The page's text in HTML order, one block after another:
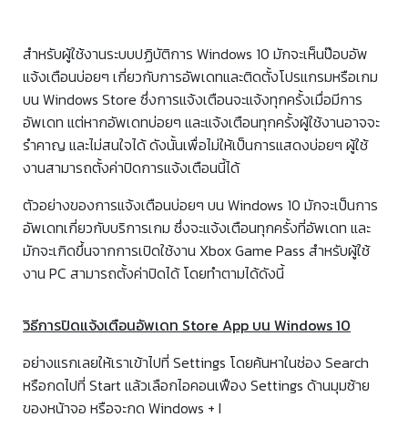
สำหรับผู้ใช้งานระบบปฏิบัติการ Windows 10 มักจะเห็นป๊อบอัพ
แจ้งเตือนบ่อยๆ เกี่ยวกับการอัพเดทและติดตั้งโปรแกรมหรือเกม
บน Windows Store ซึ่งการแจ้งเตือนจะแจ้งทุกครั้งเมื่อมีการ
อัพเดท แต่หากอัพเดทบ่อยๆ และแจ้งเตือนทุกครั้งผู้ใช้งานอาจจะ
รำคาญ และไม่สนใจได้ ดังนั้นเพื่อไม่ให้เป็นการแสดงบ่อยๆ ผู้ใช้
งานสามารถตั้งค่าปิดการแจ้งเตือนนี้ได้
ตัวอย่างของการแจ้งเตือนบ่อยๆ บน Windows 10 มักจะเป็นการ
อัพเดทเกี่ยวกับบริการเกม ซึ่งจะแจ้งเตือนทุกครั้งที่อัพเดท และ
มักจะเกิดขึ้นจากการเปิดใช้งาน Xbox Game Pass สำหรับผู้ใช้
งาน PC สามารถตั้งค่าปิดได้ โดยทำตามได้ดังนี้
วิธีการปิดแจ้งเตือนอัพเดท Store App บน Windows 10
อย่างแรกเลยให้เราเข้าไปที่ Settings โดยค้นหาในช่อง Search
หรือกดไปที่ Start แล้วเลือกไอคอนเฟือง Settings ด้านมุมซ้าย
ของหน้าจอ หรือจะกด Windows + I